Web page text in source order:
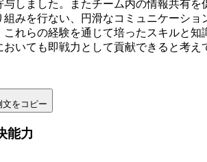
与しました。またチーム内の情報共有を
組みを行ない、円滑なコミュニケーショ
これらの経験を通じて培ったスキルと知
おいても即戦力として貢献できると考え
文をコピー
能力